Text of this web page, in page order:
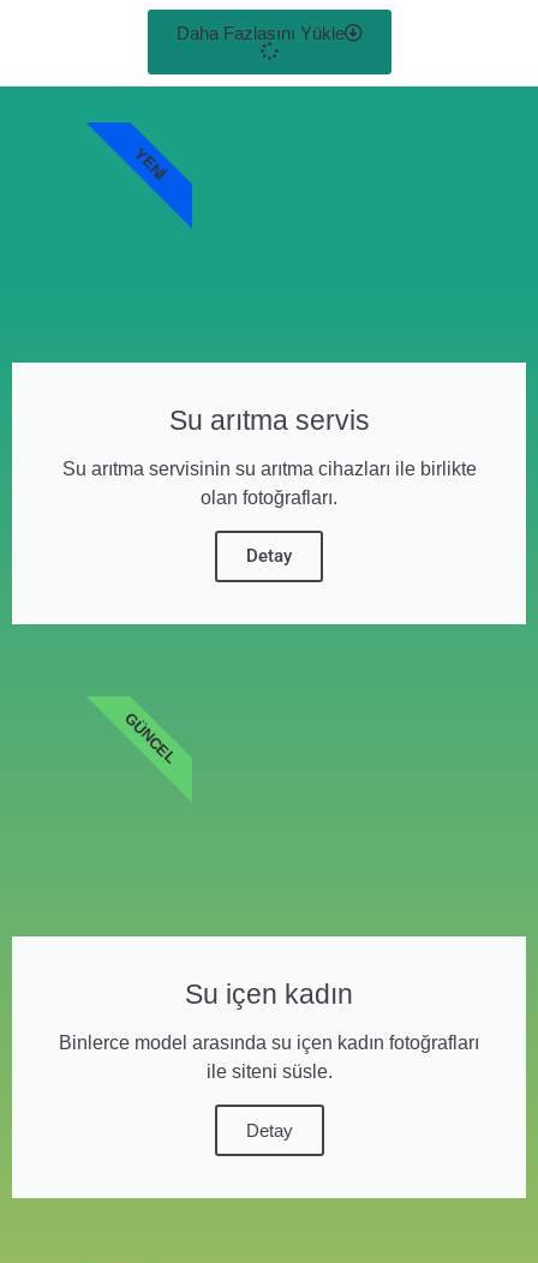
Daha Fazlasını Yükle
Su arıtma servis
Su arıtma servisinin su arıtma cihazları ile birlikte
olan fotoğrafları.
Detay
YENI
Su içen kadın
Binlerce model arasında su içen kadın fotoğrafları
ile siteni süsle.
Detay
GÜNCEL